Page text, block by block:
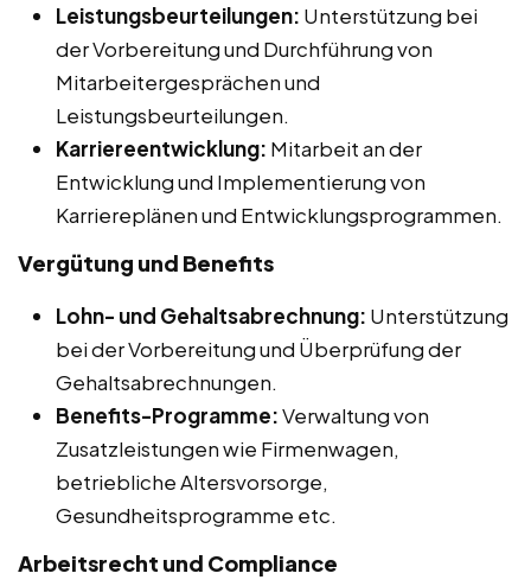
Leistungsbeurteilungen: Unterstützung bei
der Vorbereitung und Durchführung von
Mitarbeitergesprächen und
Leistungsbeurteilungen.
Karriereentwicklung: Mitarbeit an der
Entwicklung und Implementierung von
Karriereplänen und Entwicklungsprogrammen.
Vergütung und Benefits
Lohn- und Gehaltsabrechnung: Unterstützung
bei der Vorbereitung und Überprüfung der
Gehaltsabrechnungen.
Benefits-Programme:Verwaltung von
Zusatzleistungen wie Firmenwagen,
betriebliche Altersvorsorge,
Gesundheitsprogramme etc.
Arbeitsrecht und Compliance